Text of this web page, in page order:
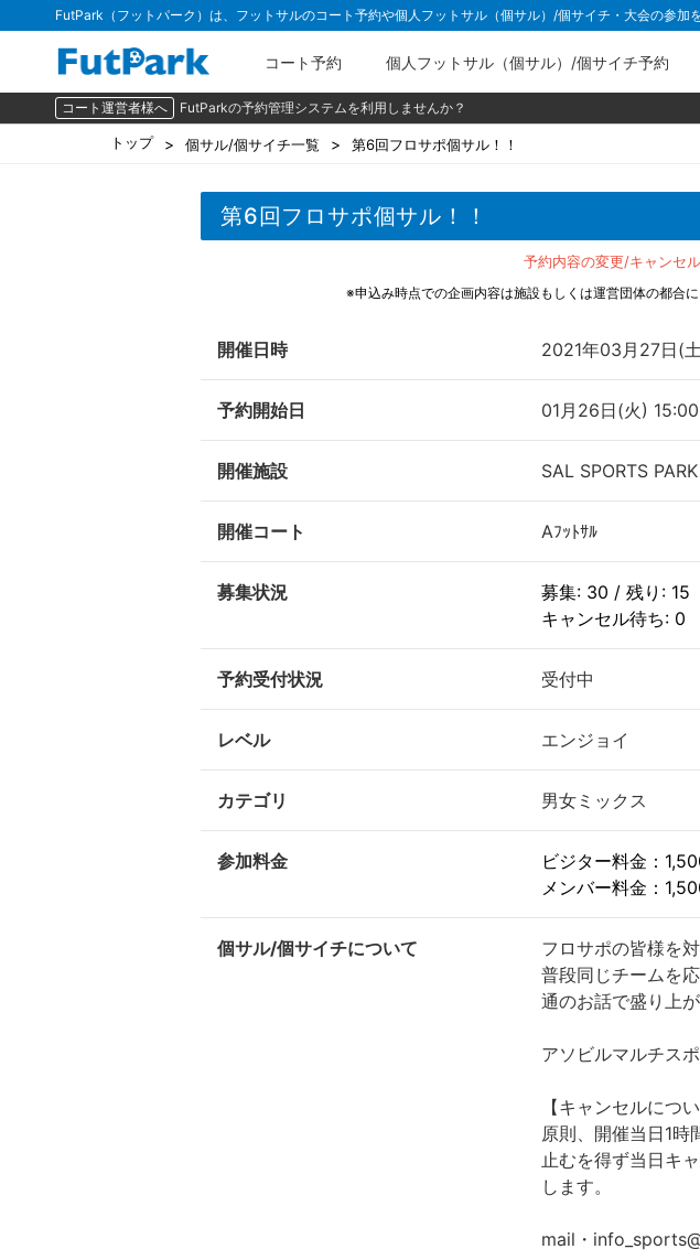
FutPark（フットパーク）は、フットサルのコート予約や個人フットサル（個サル）/個サイチ・大会の参加
コート予約 個人フットサル（個サル）/個サイチ予約
コート運営者様へ FutParkの予約管理システムを利用しませんか？
トップ 個サル/個サイチ一覧 第6回フロサポ個サル！！
第6回フロサポ個サル！！
予約内容の変更/キャンセ
※申込み時点での企画内容は施設もしくは運営団体の都合
開催日時 2021年03月27日(
予約開始日 01月26日(火) 15:00
開催施設 SAL SPORTS
開催コート Aﾌｯﾄｻﾙ
募集状況
募集: 30 / 残り: 15
キャンセル待ち: 0
予約受付状況 受付中
レベル エンジョイ
カテゴリ 男女ミックス
参加料金
ビジター料金：
メンバー料金：
個サル/個サイチについて
フロサポの皆様を
普段同じチームを
通のお話で盛り上
アソビルマルチス
【キャンセルについ
原則、開催当日1時
止むを得ず当日キ
します。
mail・